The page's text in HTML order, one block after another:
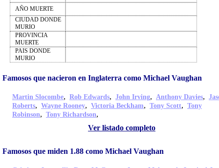
AÑO MUERTE
CIUDAD DONDE
MURIO
PROVINCIA
MUERTE
PAIS DONDE
MURIO
Famosos que nacieron en Inglaterra como Michael Vaughan
Martin Slocombe, Rob Edwards, John Irving, Anthony Davies,
Roberts, Wayne Rooney, Victoria Beckham, Tony Scott, Tony
Robinson, Tony Richardson,
Ver listado completo
Famosos que miden 1.88 como Michael Vaughan